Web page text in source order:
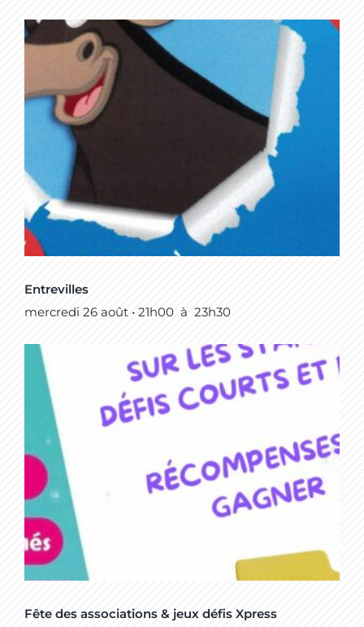
Entrevilles
mercredi 26 août • 21h00 à 23h30
Fête des associations & jeux défis Xpress